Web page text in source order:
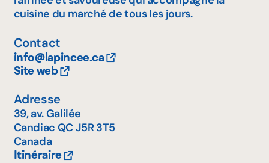
cuisine du marché de tous les jours.
Contact
info@lapincee.ca
Site web
Adresse
39, av. Galilée
Candiac QCJ5R 3T5
Canada
Itinéraire